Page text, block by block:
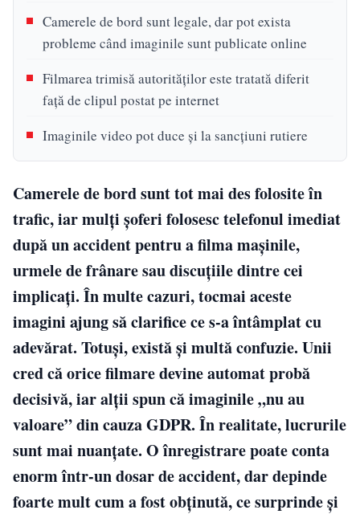
Camerele de bord sunt legale, dar pot exista
probleme când imaginile sunt publicate online
Filmarea trimisă autorităților este tratată diferit
față de clipul postat pe internet
Imaginile video pot duce și la sancțiuni rutiere
Camerele de bord sunt tot mai des folosite în
trafic, iar mulți șoferi folosesc telefonul imediat
după un accident pentru a filma mașinile,
urmele de frânare sau discuțiile dintre cei
implicați. În multe cazuri, tocmai aceste
imagini ajung să clarifice ce s-a întâmplat cu
adevărat. Totuși, există și multă confuzie. Unii
cred că orice filmare devine automat probă
decisivă, iar alții spun că imaginile „nu au
valoare” din cauza GDPR. În realitate, lucrurile
sunt mai nuanțate. O înregistrare poate conta
enorm într-un dosar de accident, dar depinde
foarte mult cum a fost obținută, ce surprinde și